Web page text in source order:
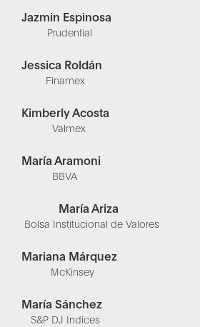
Jazmin Espinosa
Prudential
Jessica Roldán
Finamex
Kimberly Acosta
Valmex
María Aramoni
BBVA
María Ariza
Bolsa Institucional de Valores
Mariana Márquez
McKinsey
María Sánchez
S&P DJ Indices